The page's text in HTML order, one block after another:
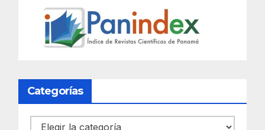
Categorías
Categorías